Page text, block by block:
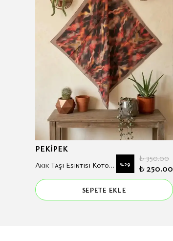
PEKİPEK
Akik Taşı Esintisi Koton Eşarp %29
₺ 350.00
₺ 250.00
SEPETE EKLE